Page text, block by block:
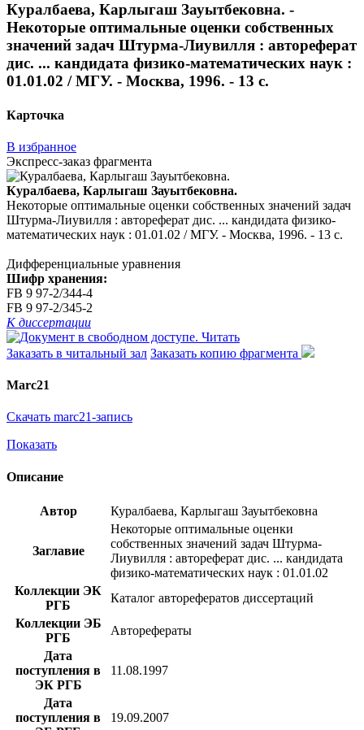
Куралбаева, Карлыгаш Зауытбековна. -
Некоторые оптимальные оценки собственных
значений задач Штурма-Лиувилля : автореферат
дис. ... кандидата физико-математических наук :
01.01.02 / МГУ. - Москва, 1996. - 13 с.
Карточка
В избранное
Экспресс-заказ фрагмента
Куралбаева, Карлыгаш Зауытбековна.
Некоторые оптимальные оценки собственных значений задач
Штурма-Лиувилля : автореферат дис. ... кандидата физико-
математических наук : 01.01.02 / МГУ. - Москва, 1996. - 13 с.
Дифференциальные уравнения
Шифр хранения:
FB 9 97-2/344-4
FB 9 97-2/345-2
К диссертации
Читать
Заказать в читальный зал Заказать копию фрагмента
Marc21
Скачать marc21-запись
Показать
Описание
Автор Куралбаева, Карлыгаш Зауытбековна
Заглавие
Некоторые оптимальные оценки
собственных значений задач Штурма-
Лиувилля : автореферат дис. ... кандидата
физико-математических наук : 01.01.02
Коллекции ЭК
РГБ
Каталог авторефератов диссертаций
Коллекции ЭБ
РГБ
Авторефераты
Дата
поступления в
ЭК РГБ
11.08.1997
Дата
поступления в
19.09.2007